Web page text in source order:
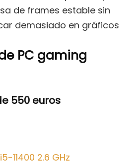
de frames estable sin
demasiado en gráficos
PC gaming
550 euros
11400 2.6 GHz